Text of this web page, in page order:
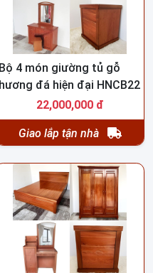
Bộ 4 món giường tủ gỗ
hương đá hiện đại HNCB22
22,000,000 đ
Giao lắp tận nhà